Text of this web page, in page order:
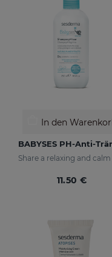
In den
11.50 €